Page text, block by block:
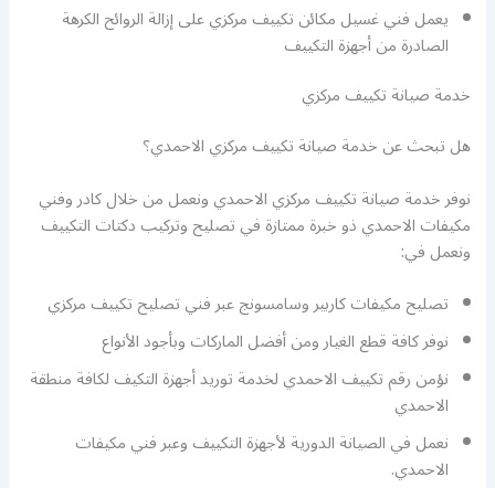
يعمل فني غسيل مكائن تكييف مركزي على إزالة الروائح الكرهة
الصادرة من أجهزة التكييف
خدمة صيانة تكييف مركزي
هل تبحث عن خدمة صيانة تكييف مركزي الاحمدي؟
نوفر خدمة صيانة تكييف مركزي الاحمدي ونعمل من خلال كادر وفني
مكيفات الاحمدي ذو خبرة ممتازة في تصليح وتركيب دكتات التكييف
ونعمل في:
تصليح مكيفات كاربير وسامسونج عبر فني تصليح تكييف مركزي
نوفر كافة قطع الغيار ومن أفضل الماركات وبأجود الأنواع
نؤمن رقم تكييف الاحمدي لخدمة توريد أجهزة التكيف لكافة منطقة
الاحمدي
نعمل في الصيانة الدورية لأجهزة التكييف وعبر فني مكيفات
الاحمدي.